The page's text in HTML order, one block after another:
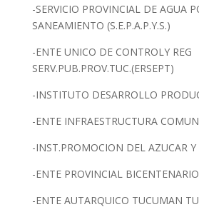
-SERVICIO PROVINCIAL DE AGUA
SANEAMIENTO (S.E.P.A.P.Y.S.)
-ENTE UNICO DE CONTROLY REG
SERV.PUB.PROV.TUC.(ERSEPT)
-INSTITUTO DESARROLLO
-ENTE INFRAESTRUCTURA
-INST.PROMOCION DEL AZUCAR Y
-ENTE PROVINCIAL
-ENTE AUTARQUICO TUCUMAN